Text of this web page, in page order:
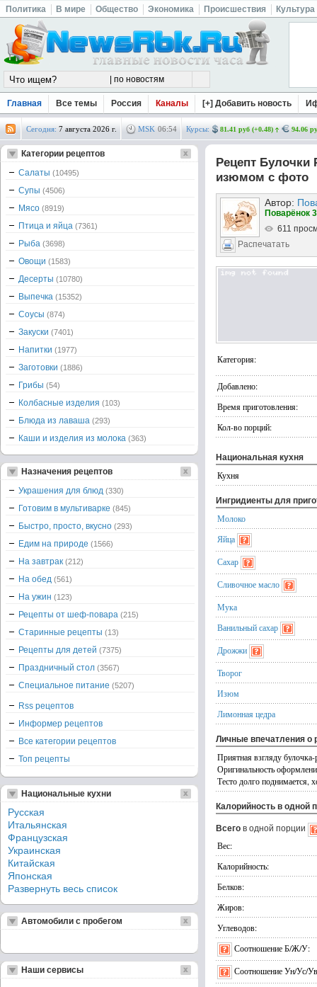
Политика В мире Общество Экономика Происшествия Культура
Главная Все темы Россия Каналы [+] Добавить новость
Сегодня: 7 августа 2026 г. MSK 06:54 Курсы: 81.41 руб (+0.48) 94.06
Рецепт Булочки
изюмом с фото
Автор:
Поварёнок
611
Распечатать
Категория:
Добавлено:
Время приготовления:
Кол-во порций:
Национальная кухня
Кухня
Ингридиенты для
Молоко
Яйца
Сахар
Сливочное масло
Мука
Ванильный сахар
Дрожжи
Творог
Изюм
Лимонная цедра
Личные впечатления о
Приятная взгляду
Оригинальность
Тесто долго поднимается,
Калорийность в одной
Всего в одной порции
Вес:
Калорийность:
Белков:
Жиров:
Углеводов:
Соотношение Б/Ж/У:
Соотношение Ун/Ус/
Категории рецептов
Салаты (10495)
Супы (4506)
Мясо (8919)
Птица и яйца (7361)
Рыба (3698)
Овощи (1583)
Десерты (10780)
Выпечка (15352)
Соусы (874)
Закуски (7401)
Напитки (1977)
Заготовки (1886)
Грибы (54)
Колбасные изделия (103)
Блюда из лаваша (293)
Каши и изделия из молока (363)
Назначения рецептов
Украшения для блюд (330)
Готовим в мультиварке (845)
Быстро, просто, вкусно (293)
Едим на природе (1566)
На завтрак (212)
На обед (561)
На ужин (123)
Рецепты от шеф-повара (215)
Старинные рецепты (13)
Рецепты для детей (7375)
Праздничный стол (3567)
Специальное питание (5207)
Rss рецептов
Информер рецептов
Все категории рецептов
Топ рецепты
Национальные кухни
Русская
Итальянская
Французская
Украинская
Китайская
Японская
Развернуть весь список
Автомобили с пробегом
Наши сервисы